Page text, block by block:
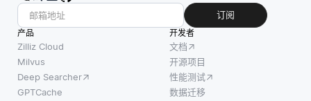
订阅
产品
Zilliz Cloud
Milvus
Deep Searcher
GPTCache
开发者
文档
开源项目
性能测试
数据迁移